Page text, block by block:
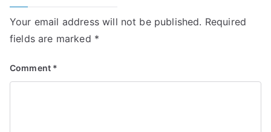
Your email address will not be published. Required
fields are marked *
Comment *